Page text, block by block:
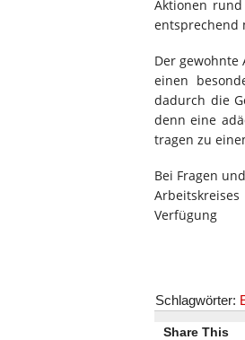
Aktionen
entsprechend
Der gewohnte
einen
dadurch die
denn eine
tragen zu
Bei Fragen
Verfügung
Schlagwörter:
Share This